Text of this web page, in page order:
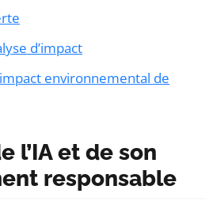
d’impact
environnemental de
l’IA et de son
responsable